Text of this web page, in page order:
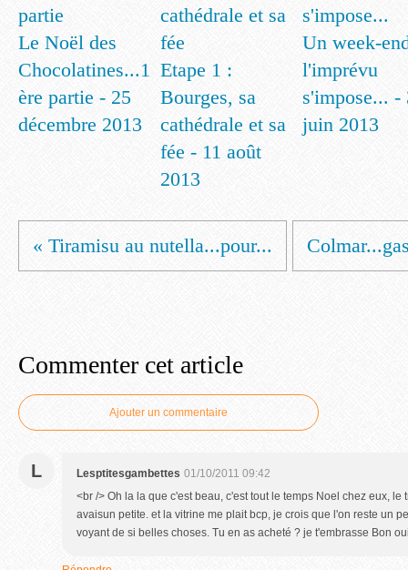
Le Noël des
Chocolatines...1
ère partie - 25
décembre 2013
Etape 1 :
Bourges, sa
cathédrale et sa
fée - 11 août
2013
Un week-
l'imprévu
s'impose... -
juin 2013
« Tiramisu au nutella...pour...
Commenter cet article
Ajouter un commentaire
L Lesptitesgambettes 01/10/2011 09:42
<br /> Oh la la que c'est beau, c'est tout le temps Noel chez eux,
avaisun petite. et la vitrine me plait bcp, je crois que l'on reste un
voyant de si belles choses. Tu en as acheté ? je t'embrasse Bon